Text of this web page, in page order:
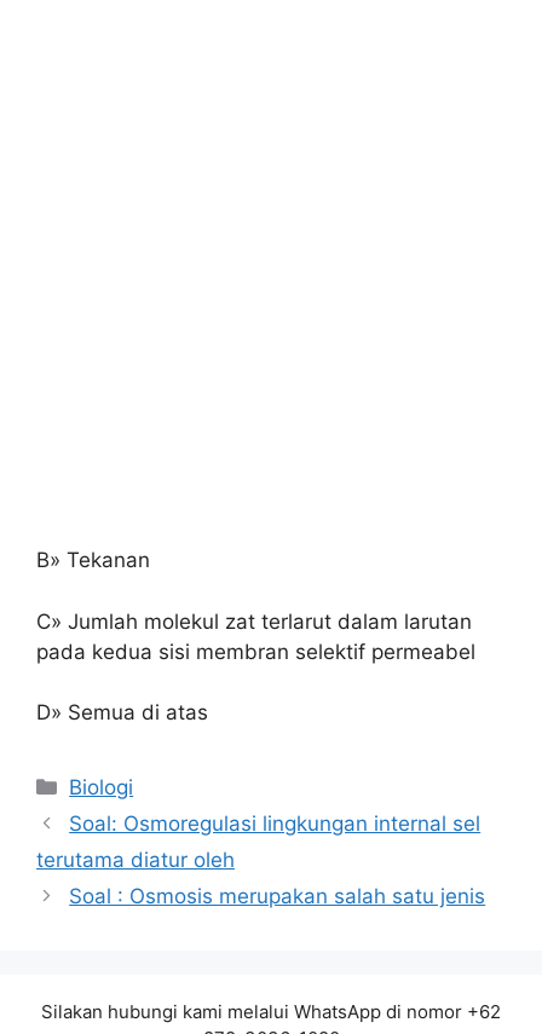
B» Tekanan
C» Jumlah molekul zat terlarut dalam larutan
pada kedua sisi membran selektif permeabel
D» Semua di atas
Kategori
Biologi
Soal: Osmoregulasi lingkungan internal sel
terutama diatur oleh
Soal : Osmosis merupakan salah satu jenis
Silakan hubungi kami melalui WhatsApp di nomor +62